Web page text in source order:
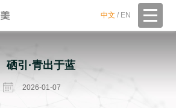
硒引·青出于蓝
2026-01-07
中文 / EN